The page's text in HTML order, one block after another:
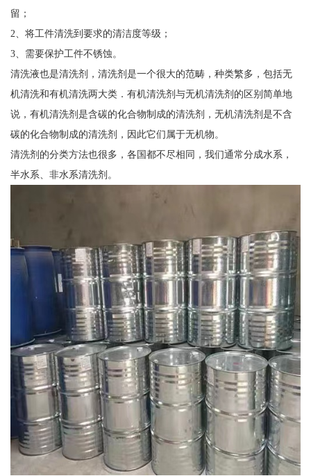
留；
2、将工件清洗到要求的清洁度等级；
3、需要保护工件不锈蚀。
清洗液也是清洗剂，清洗剂是一个很大的范畴，种类繁多，包括无
机清洗和有机清洗两大类．有机清洗剂与无机清洗剂的区别简单地
说，有机清洗剂是含碳的化合物制成的清洗剂，无机清洗剂是不含
碳的化合物制成的清洗剂，因此它们属于无机物。
清洗剂的分类方法也很多，各国都不尽相同，我们通常分成水系，
半水系、非水系清洗剂。